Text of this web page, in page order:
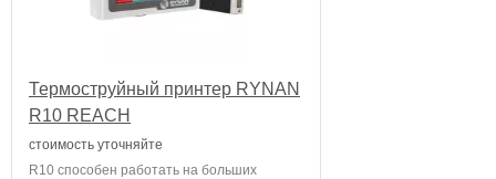
Термоструйный принтер RYNAN
R10 REACH
стоимость уточняйте
R10 способен работать на больших